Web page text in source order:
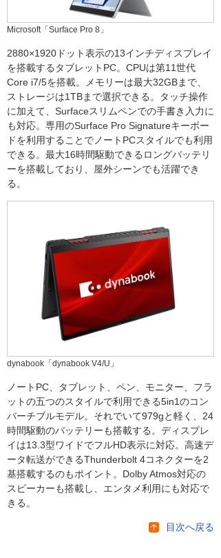
Microsoft「Surface Pro 8」
2880×1920ドット表示の13インチディスプレイ
を搭載するタブレットPC。CPUは第11世代
Core i7/5を搭載。メモリーは最大32GBまで、
ストレージは1TBまで選択できる。タッチ操作
に加えて、Surfaceスリムペンでの手書き入力に
も対応。専用のSurface Pro Signatureキーボー
ドを利用することでノートPCスタイルでも利用
できる。最大16時間駆動できるロングバッテリ
ーを搭載しており、屋外シーンでも活躍でき
る。
dynabook「dynabook V4/U」
ノートPC、タブレット、ペン、モニター、フラ
ットの五つのスタイルで利用できる5in1のコン
バーチブルモデル。それでいて979gと軽く、24
時間駆動のバッテリーも搭載する。ディスプレ
イは13.3型ワイドでフルHD表示に対応。高速デ
ータ転送ができるThunderbolt 4コネクターを2
基搭載するのもポイント。Dolby Atmos対応の
スピーカーも搭載し、エンタメ利用にも対応で
きる。
目次へ戻る